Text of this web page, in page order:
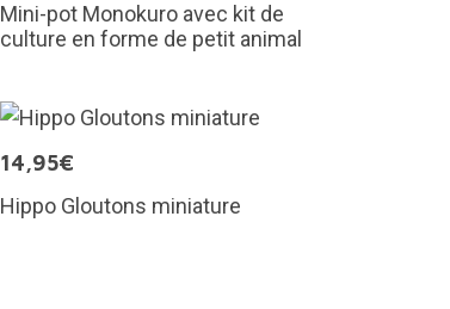
Mini-pot Monokuro avec kit de
culture en forme de petit animal
14,95€
Hippo Gloutons miniature